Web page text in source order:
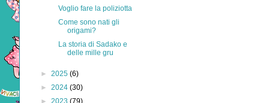
Voglio fare la poliziotta
Come sono nati gli
origami?
La storia di Sadako e
delle mille gru
► 2025 (6)
► 2024 (30)